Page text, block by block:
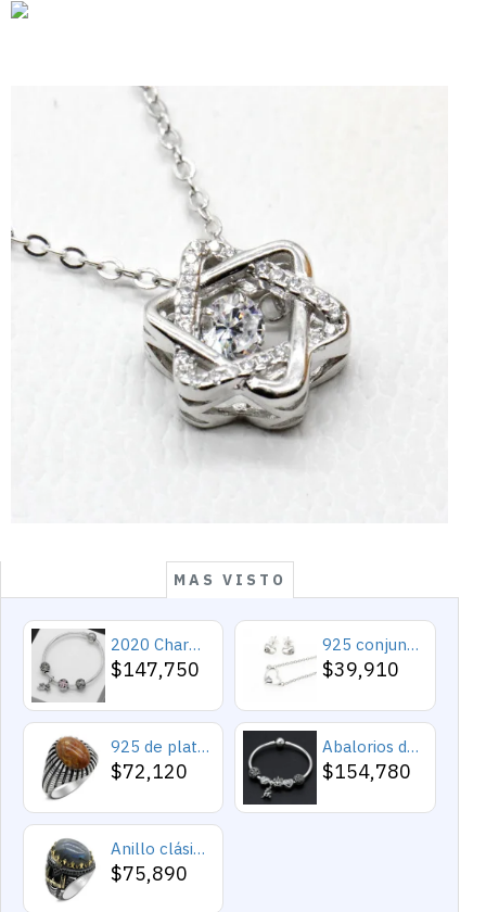
MAS VISTO
2020 Charms y cuentas de corazón, pulseras románticas de Cupido de circón rosa, joyería DIY, corazones en toda la prenda
$147,750
925 conjuntos de joyas de plata para 2019 conjunto de collares de corazón de amor para mujer regalo de joyería de boda
$39,910
925 de plata esterlina Simple personalidad Natural de ágata loco de piedra de los hombres y las mujeres anillos de tendencia Retro turco de los hombres anillos de boda
$72,120
Abalorios de plata esterlina 925 pura, abalorios de animales, elefante, hipopótamo, corazones, pulsera artesanal
$154,780
Anillo clásico de plata 925 para hombre con castillo de labradorita Natural, anillo de compromiso Retro Punk auspicioso de Turquía Constantinople
$75,890